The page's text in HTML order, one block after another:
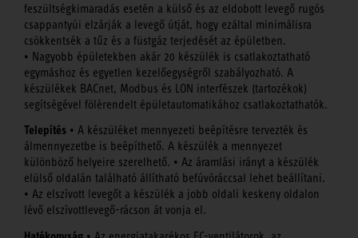
feszültségkimaradás esetén a külső és az eldobott levegő rugós
csappantyúi elzárják a levegő útját, hogy ezáltal minimálisra
csökkentsék a tűz és a füstgáz terjedését az épületben.
• Nagyobb épületekben akár 20 készülék is csatlakoztatható
egymáshoz és egyetlen kezelőegységről szabályozható. A
készülékek BACnet, Modbus és LON interfészek (tartozékok)
segítségével fölérendelt épületautomatikához csatlakoztathatók.
Telepítés • A készüléket mennyezeti beépítésre tervezték és
álmennyezetbe is beépíthető. A készülék a mennyezet
különböző helyeire szerelhető. • Az áramlási irányt a készülék
elülső oldalán található állítható befúvóráccsal lehet beállítani.
• Az elszívott levegőt a készülék a jobb oldali keskeny oldalon
lévő elszívottlevegő-rácson át vonja el.